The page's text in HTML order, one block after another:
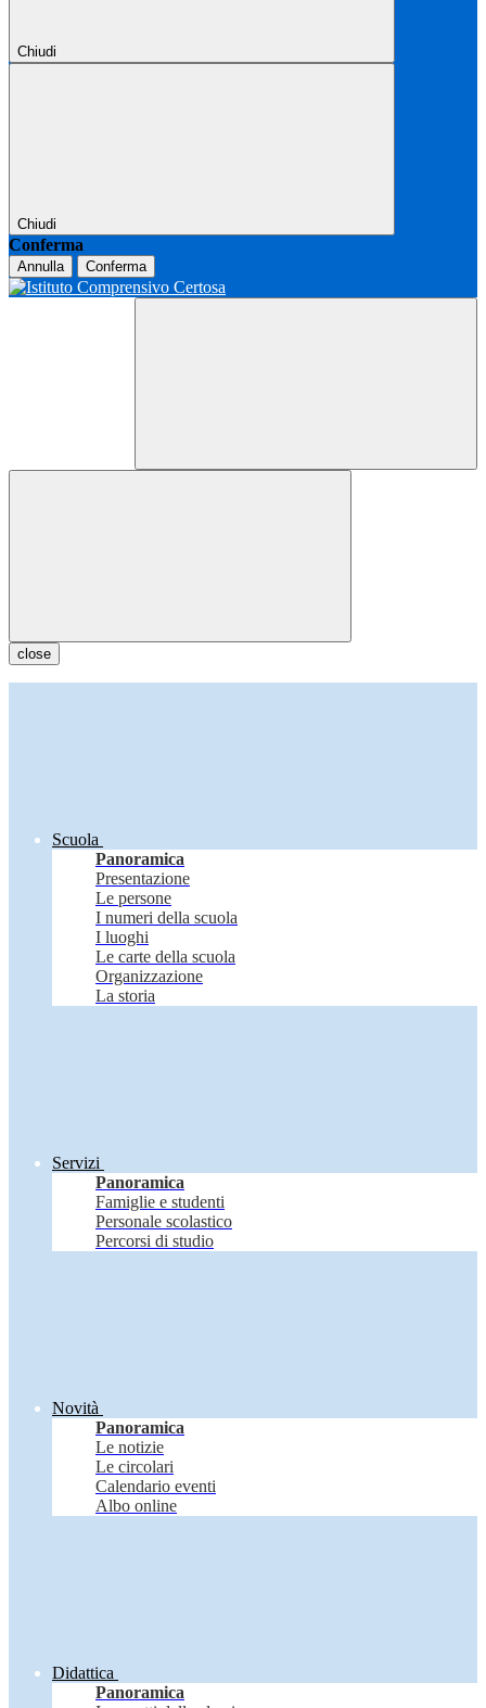
Chiudi
Chiudi
Conferma
Annulla Conferma
close
Scuola
Panoramica
Presentazione
Le persone
I numeri della scuola
I luoghi
Le carte della scuola
Organizzazione
La storia
Servizi
Panoramica
Famiglie e studenti
Personale scolastico
Percorsi di studio
Novità
Panoramica
Le notizie
Le circolari
Calendario eventi
Albo online
Didattica
Panoramica